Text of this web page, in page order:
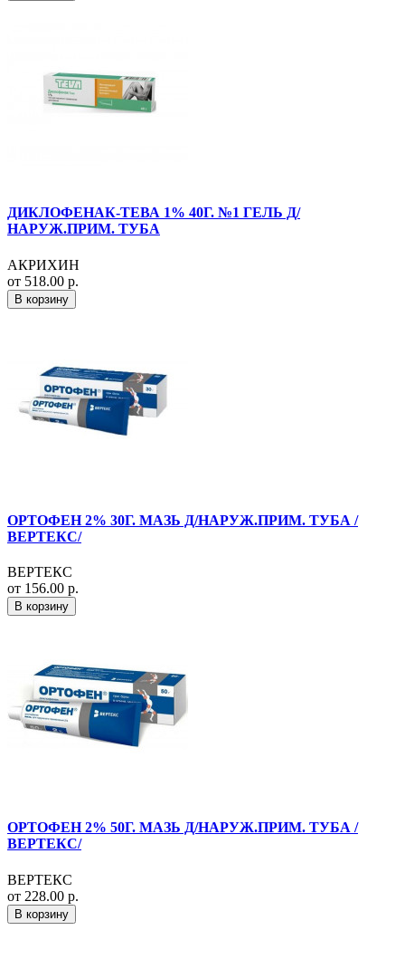
ДИКЛОФЕНАК-ТЕВА 1% 40Г. №1 ГЕЛЬ Д/
НАРУЖ.ПРИМ. ТУБА
АКРИХИН
от 518.00 р.
В корзину
ОРТОФЕН 2% 30Г. МАЗЬ Д/НАРУЖ.ПРИМ. ТУБА /
ВЕРТЕКС/
ВЕРТЕКС
от 156.00 р.
В корзину
ОРТОФЕН 2% 50Г. МАЗЬ Д/НАРУЖ.ПРИМ. ТУБА /
ВЕРТЕКС/
ВЕРТЕКС
от 228.00 р.
В корзину